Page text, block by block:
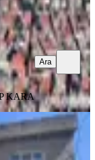
KARA
Ara
Satılık